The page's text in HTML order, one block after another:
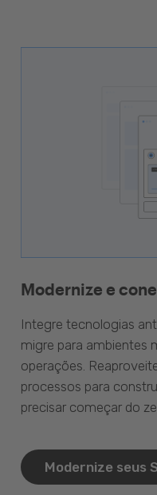
Modernize e
Integre tecnologias
migre para ambientes
operações.
processos para
precisar começar do
Modernize seus